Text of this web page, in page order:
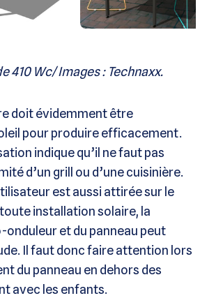
410 Wc/ Images : Technaxx.
doit évidemment être
pour produire efficacement.
indique qu’il ne faut pas
d’un grill ou d’une cuisinière.
est aussi attirée sur le
installation solaire, la
et du panneau peut
Il faut donc faire attention lors
du panneau en dehors des
avec les enfants.